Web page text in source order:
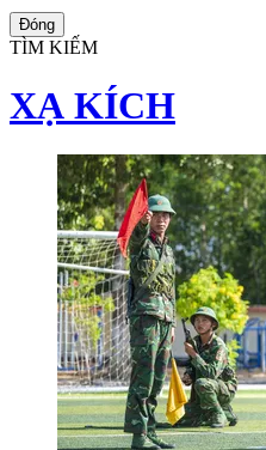
Đóng
TÌM KIẾM
XẠ KÍCH